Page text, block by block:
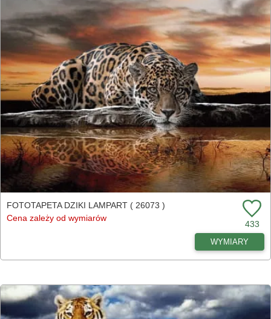
FOTOTAPETA DZIKI LAMPART ( 26073 )
Cena zależy od wymiarów
433
WYMIARY